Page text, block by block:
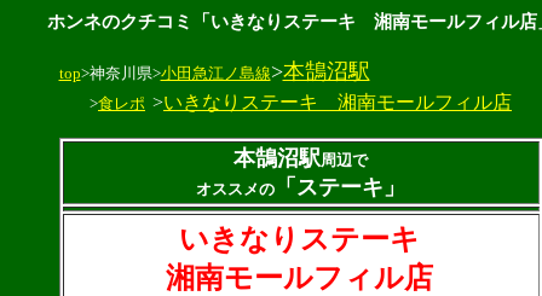
ホンネのクチコミ「いきなりステーキ 湘南モールフィル店
top>神奈川県>小田急江ノ島線>本鵠沼駅
>食レポ >いきなりステーキ 湘南モールフィル店
本鵠沼駅周辺で
オススメの
「ステーキ」
いきなりステーキ
湘南モールフィル店